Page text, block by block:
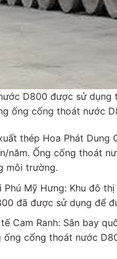
D800 được sử
ống cống thoát nước
thép Hoa Phát
năm. Ống cống thoát
môi trường.
Phú Mỹ Hưng: Khu đô
đã được sử dụng để
Cam Ranh: Sân bay
ống cống thoát nước